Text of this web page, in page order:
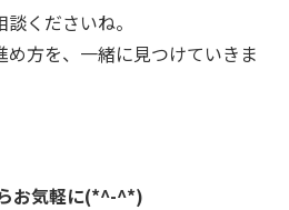
くださいね。
め方を、一緒に見つけていきま
お気軽に(*^-^*)